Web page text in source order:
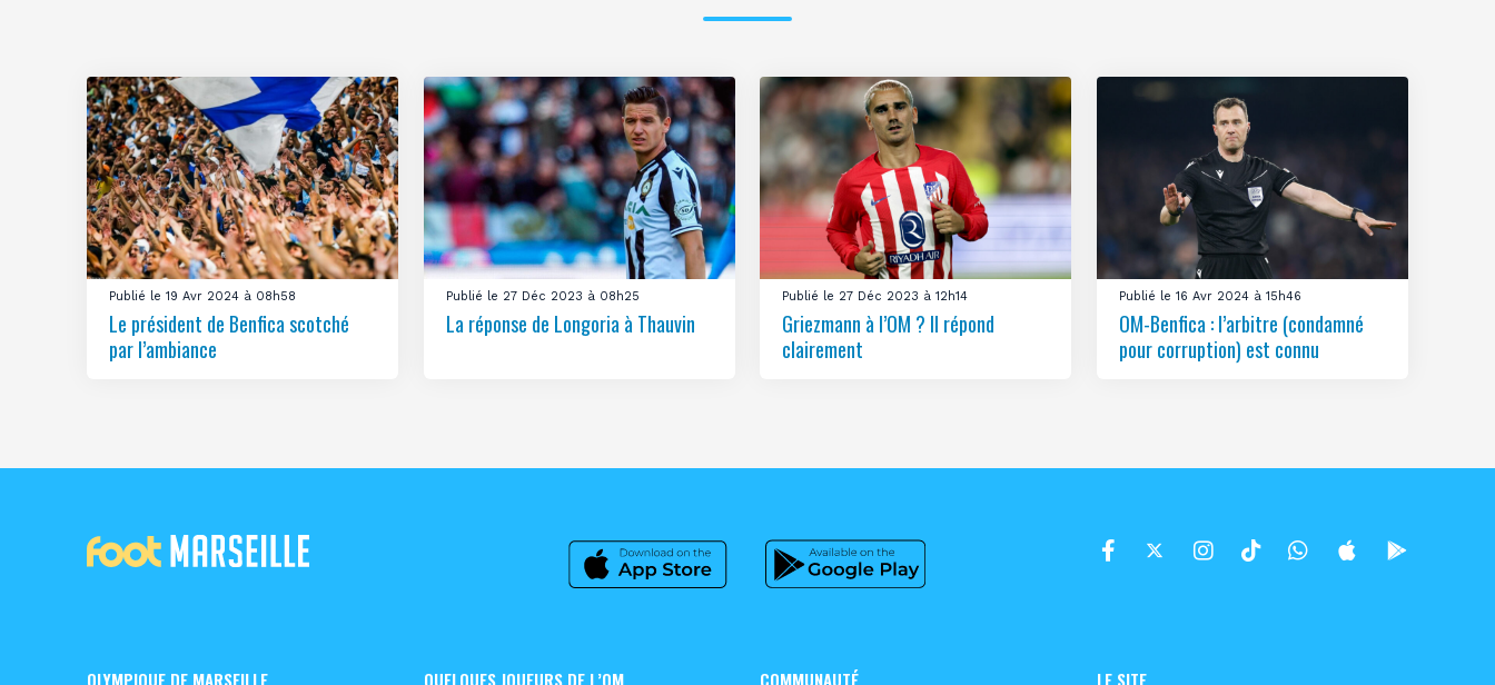
Publié le 19 Avr 2024 à 08h58
Le président de Benfica scotché
par l’ambiance
Publié le 27 Déc 2023 à 08h25
La réponse de Longoria à Thauvin
Publié le 27 Déc 2023 à 12h14
Griezmann à l’OM ? Il répond
clairement
Publié le 16 Avr 2024 à 15h46
OM-Benfica : l’arbitre (condamné
pour corruption) est connu
OLYMPIQUE DE MARSEILLE QUELQUES JOUEURS DE L’OM COMMUNAUTÉ LE SITE